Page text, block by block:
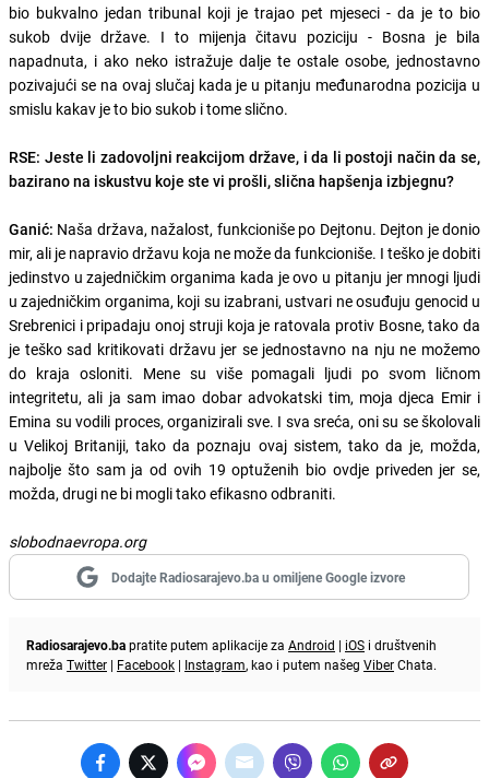
bio bukvalno jedan tribunal koji je trajao pet mjeseci - da je to bio
sukob dvije države. I to mijenja čitavu poziciju - Bosna je bila
napadnuta, i ako neko istražuje dalje te ostale osobe, jednostavno
pozivajući se na ovaj slučaj kada je u pitanju međunarodna pozicija u
smislu kakav je to bio sukob i tome slično.
RSE: Jeste li zadovoljni reakcijom države, i da li postoji način da se,
bazirano na iskustvu koje ste vi prošli, slična hapšenja izbjegnu?
Ganić: Naša država, nažalost, funkcioniše po Dejtonu. Dejton je donio
mir, ali je napravio državu koja ne može da funkcioniše. I teško je dobiti
jedinstvo u zajedničkim organima kada je ovo u pitanju jer mnogi ljudi
u zajedničkim organima, koji su izabrani, ustvari ne osuđuju genocid u
Srebrenici i pripadaju onoj struji koja je ratovala protiv Bosne, tako da
je teško sad kritikovati državu jer se jednostavno na nju ne možemo
do kraja osloniti. Mene su više pomagali ljudi po svom ličnom
integritetu, ali ja sam imao dobar advokatski tim, moja djeca Emir i
Emina su vodili proces, organizirali sve. I sva sreća, oni su se školovali
u Velikoj Britaniji, tako da poznaju ovaj sistem, tako da je, možda,
najbolje što sam ja od ovih 19 optuženih bio ovdje priveden jer se,
možda, drugi ne bi mogli tako efikasno odbraniti.
slobodnaevropa.org
Dodajte Radiosarajevo.ba u omiljene Google izvore
Radiosarajevo.bapratite putem aplikacije za Android | iOS i društvenih
mreža Twitter | Facebook | Instagram, kao i putem našeg ViberChata.